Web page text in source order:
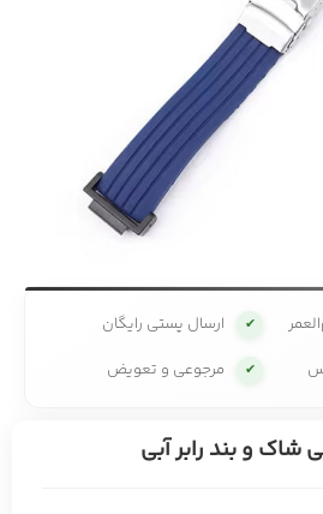
✔ ارسال پستی رایگان
✔ مرجوعی و تعویض
و بند رابر آبی